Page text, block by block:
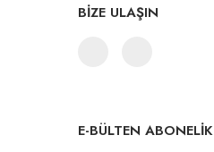
BİZE ULAŞIN
E-BÜLTEN ABONELİK